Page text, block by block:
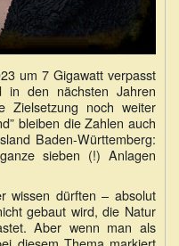
um 7 Gigawatt verpasst
in den nächsten Jahren
Zielsetzung noch weiter
bleiben die Zahlen auch
Baden-Württemberg:
sieben (!) Anlagen
wissen dürften – absolut
gebaut wird, die Natur
Aber wenn man als